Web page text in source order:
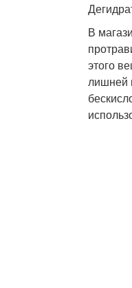
В
этого
лишней